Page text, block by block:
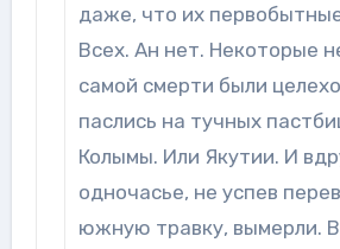
даже, что их
Всех. Ан нет. Некоторые
самой смерти были
паслись на тучных
Колымы. Или Якутии. И
одночасье, не успев
южную травку, вымерли.